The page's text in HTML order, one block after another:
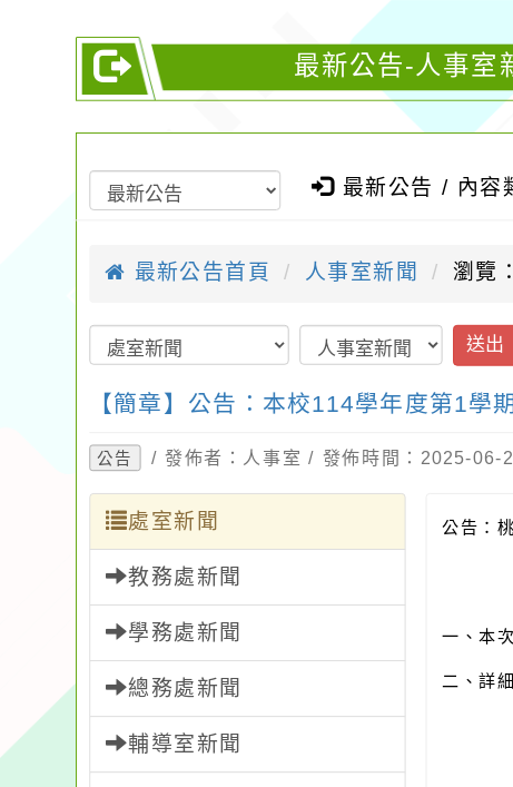
最新公告-人事室
最新公告 / 內容
最新公告首頁 人事室新聞 瀏覽
送出
【簡章】公告：本校114學年度第1
公告 / 發佈者：人事室 / 發佈時間：2025-06-
處室新聞
教務處新聞
學務處新聞
總務處新聞
輔導室新聞
公告：
一、本
二、詳